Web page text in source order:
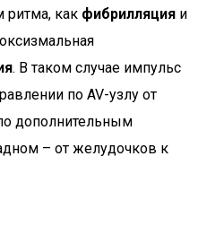
ритма, как фибрилляция и
. В таком случае импульс
по AV-узлу от
дополнительным
– от желудочков к